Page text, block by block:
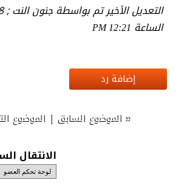
الساعة 12:21 PM
إضافة رد
« الموضوع السابق| الموضوع
الانتقال